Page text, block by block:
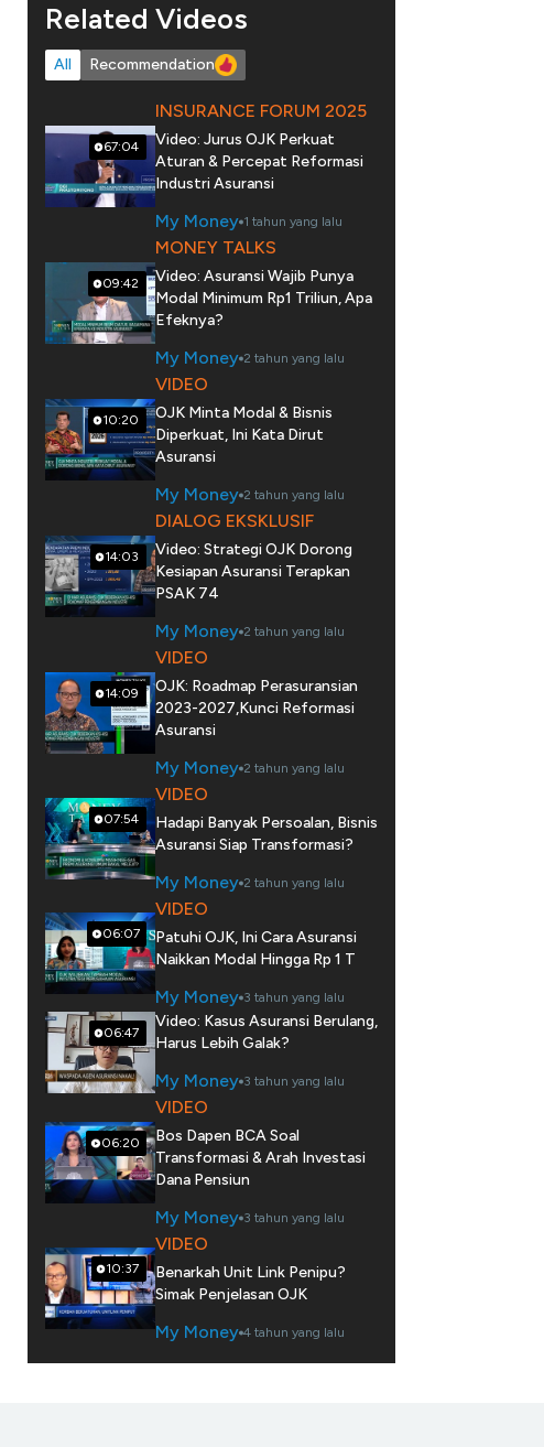
Related Videos
All Recommendation
67:04
INSURANCE FORUM 2025
Video: Jurus OJK Perkuat
Aturan & Percepat Reformasi
Industri Asuransi
My Money 1 tahun yang lalu
09:42
MONEY TALKS
Video: Asuransi Wajib Punya
Modal Minimum Rp1 Triliun, Apa
Efeknya?
My Money 2 tahun yang lalu
10:20
VIDEO
OJK Minta Modal & Bisnis
Diperkuat, Ini Kata Dirut
Asuransi
My Money 2 tahun yang lalu
14:03
DIALOG EKSKLUSIF
Video: Strategi OJK Dorong
Kesiapan Asuransi Terapkan
PSAK 74
My Money 2 tahun yang lalu
14:09
VIDEO
OJK: Roadmap Perasuransian
2023-2027,Kunci Reformasi
Asuransi
My Money 2 tahun yang lalu
07:54
VIDEO
Hadapi Banyak Persoalan, Bisnis
Asuransi Siap Transformasi?
My Money 2 tahun yang lalu
06:07
VIDEO
Patuhi OJK, Ini Cara Asuransi
Naikkan Modal Hingga Rp 1 T
My Money 3 tahun yang lalu
06:47
Video: Kasus Asuransi Berulang,
Harus Lebih Galak?
My Money 3 tahun yang lalu
06:20
VIDEO
Bos Dapen BCA Soal
Transformasi & Arah Investasi
Dana Pensiun
My Money 3 tahun yang lalu
10:37
VIDEO
Benarkah Unit Link Penipu?
Simak Penjelasan OJK
My Money 4 tahun yang lalu